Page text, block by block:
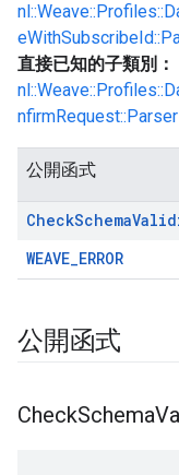
直接已知的子類別：
nfirmRequest::Parser
公開函式
CheckSchema
WEAVE_ERROR
公開函式
CheckSchema